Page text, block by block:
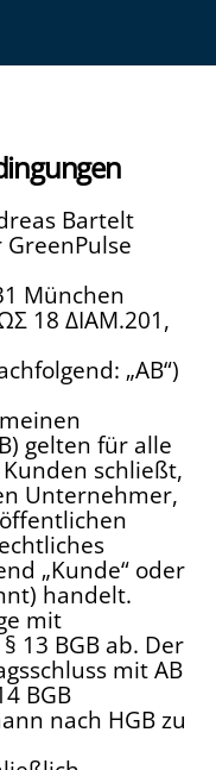
Bartelt
München
18 ΔΙΑΜ.201,
„AB“)
gelten für alle
schließt,
Unternehmer,
„Kunde“ oder
handelt.
mit
13 BGB ab. Der
mit AB
BGB
nach HGB zu